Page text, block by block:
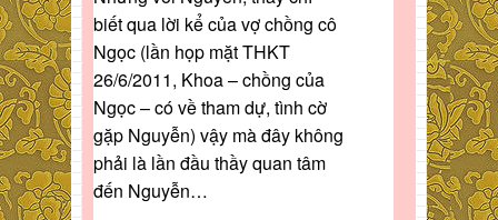
biết qua lời kể của vợ chồng cô
Ngọc (lần họp mặt THKT
26/6/2011, Khoa – chồng của
Ngọc – có về tham dự, tình cờ
gặp Nguyễn) vậy mà đây không
phải là lần đầu thầy quan tâm
đến Nguyễn…